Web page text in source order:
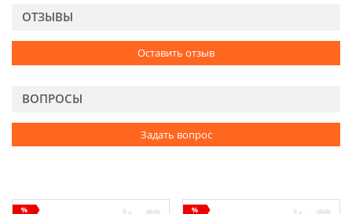
ОТЗЫВЫ
Оставить отзыв
ВОПРОСЫ
Задать вопрос